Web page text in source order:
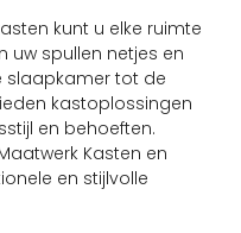
kunt u elke ruimte
uw spullen netjes en
slaapkamer tot de
kastoplossingen
en behoeften.
Kasten en
en stijlvolle